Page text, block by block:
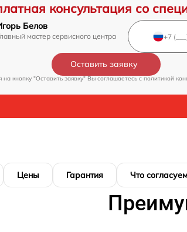
консультация со
Белов
мастер сервисного центра
Оставить заявку
кнопку "Оставить заявку" Вы соглашаетесь cполитикой
Цены Гарантия Что согласуем